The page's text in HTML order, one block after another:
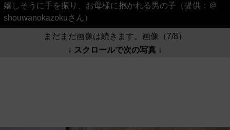
嬉しそうに手を振り、お母様に抱かれる男の子（提供：＠
shouwanokazokuさん）
まだまだ画像は続きます。画像（7/8）
↓ スクロールで次の写真 ↓